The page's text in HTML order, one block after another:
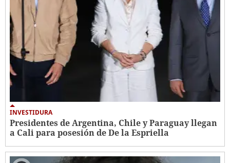
INVESTIDURA
Presidentes de Argentina, Chile y Paraguay llegan
a Cali para posesión de De la Espriella